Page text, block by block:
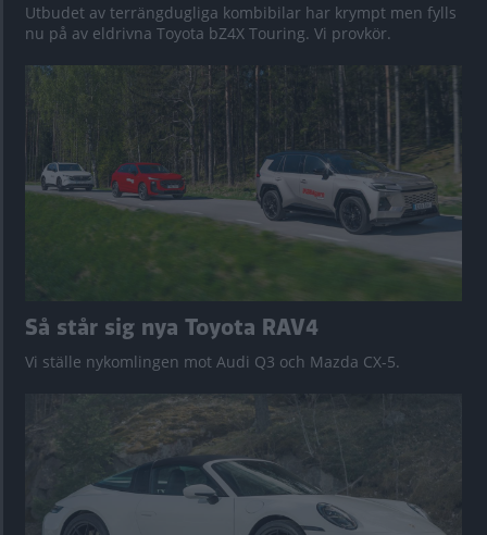
Utbudet av terrängdugliga kombibilar har krympt men fylls
nu på av eldrivna Toyota bZ4X Touring. Vi provkör.
Så står sig nya Toyota RAV4
Vi ställe nykomlingen mot Audi Q3 och Mazda CX-5.